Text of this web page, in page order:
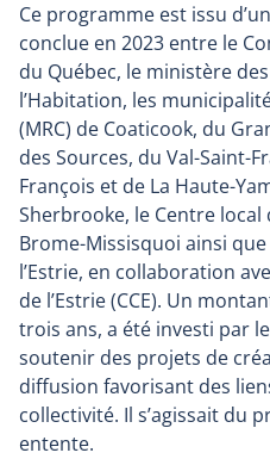
Ce programme est issu
conclue en 2023 entre le
du Québec, le ministère
l’Habitation, les
(MRC) de Coaticook, du
des Sources, du Val-Saint-
François et de La Haute-
Sherbrooke, le Centre
Brome-Missisquoi ainsi que
l’Estrie, en collaboration
de l’Estrie (CCE). Un
trois ans, a été investi par
soutenir des projets de
diffusion favorisant des
collectivité. Il s’agissait du
entente.